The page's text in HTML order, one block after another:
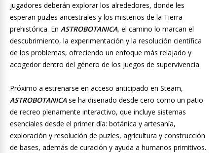
jugadores deberán explorar los alrededores, donde les
esperan puzles ancestrales y los misterios de la Tierra
prehistórica. En ASTROBOTANICA, el camino lo marcan el
descubrimiento, la experimentación y la resolución científica
de los problemas, ofreciendo un enfoque más relajado y
acogedor dentro del género de los juegos de supervivencia.
Próximo a estrenarse en acceso anticipado en Steam,
ASTROBOTANICAse ha diseñado desde cero como un patio
de recreo plenamente interactivo, que incluye sistemas
esenciales desde el primer día: botánica y artesanía,
exploración y resolución de puzles, agricultura y construcción
de bases, además de curación y ayuda a humanos primitivos.